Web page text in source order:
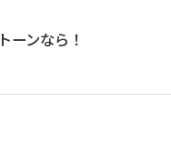
ーンなら！